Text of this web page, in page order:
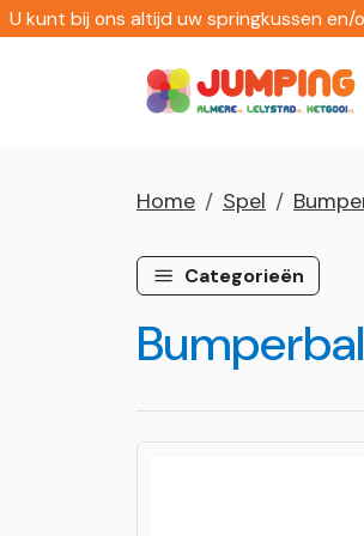
U kunt bij ons altijd uw springkussen
Home Spel
Categorieën